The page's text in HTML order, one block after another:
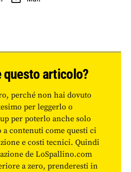
questo articolo?
perché non hai dovuto
per leggerlo o
per poterlo anche solo
a contenuti come questi ci
e costi tecnici. Quindi
de LoSpallino.com
a zero, prenderesti in